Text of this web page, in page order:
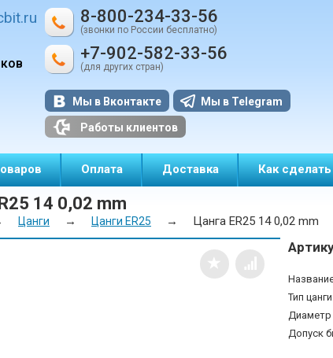
8-800-234-33-56
(звонки по России бесплатно)
+7-902-582-33-56
(для других стран)
Мы в Вконтакте Мы в Telegram
Работы клиентов
Оплата Доставка Как сделать
14 0,02 mm
Цанги → Цанги ER25 → Цанга ER25 14 0,02 mm
Тип
Диаметр
Допуск